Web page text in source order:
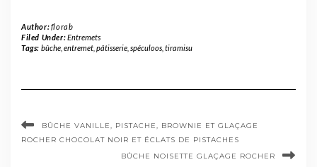
Author:florab
Filed Under:Entremets
Tags: bûche, entremet, pâtisserie, spéculoos, tiramisu
BÛCHE VANILLE, PISTACHE, BROWNIE ET GLAÇAGE
ROCHER CHOCOLAT NOIR ET ÉCLATS DE PISTACHES
BÛCHE NOISETTE GLAÇAGE ROCHER